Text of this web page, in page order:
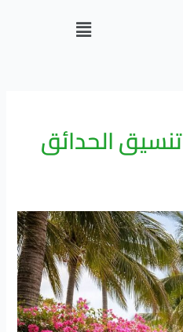
Menu
تنسيق الحدائق